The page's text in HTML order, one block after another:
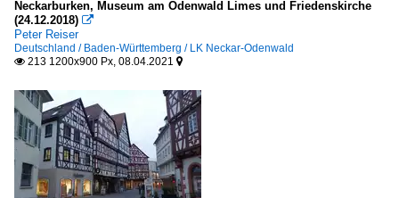
Neckarburken, Museum am Odenwald Limes und Friedenskirche
(24.12.2018) 
Peter Reiser
Deutschland / Baden-Württemberg / LK Neckar-Odenwald
 213 1200x900 Px, 08.04.2021 